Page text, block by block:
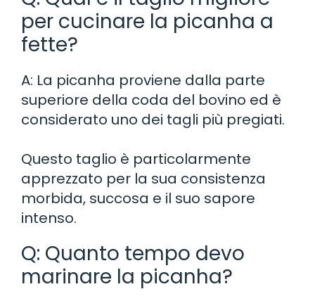
per cucinare la picanha a
fette?
A: La picanha proviene dalla parte
superiore della coda del bovino ed è
considerato uno dei tagli più pregiati.
Questo taglio è particolarmente
apprezzato per la sua consistenza
morbida, succosa e il suo sapore
intenso.
Q: Quanto tempo devo
marinare la picanha?